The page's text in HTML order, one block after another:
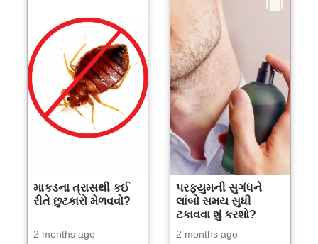
માકડના ત્રાસથી કઈ
રીતે છુટકારો મેળવવો?
2 months ago
પરફ્યુમની સુગંધને
લાંબો સમય સુધી
ટકાવવા શું કરશો?
2 months ago